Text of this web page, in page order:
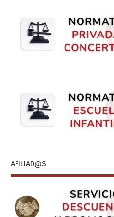
AFILIAD@S